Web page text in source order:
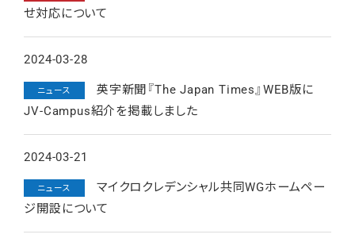
せ対応について
2024-03-28
ニュース
英字新聞『The Japan Times』WEB版に
JV-Campus紹介を掲載しました
2024-03-21
ニュース
マイクロクレデンシャル共同WGホームペー
ジ開設について